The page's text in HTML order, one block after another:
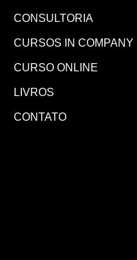
CONSULTORIA
CURSOS IN COMPANY
CURSO ONLINE
LIVROS
CONTATO